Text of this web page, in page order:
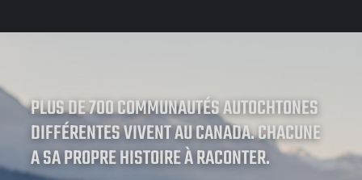
PLUS DE 700 COMMUNAUTÉS AUTOCHTONES
DIFFÉRENTES VIVENT AU CANADA. CHACUNE
A SA PROPRE HISTOIRE À RACONTER.